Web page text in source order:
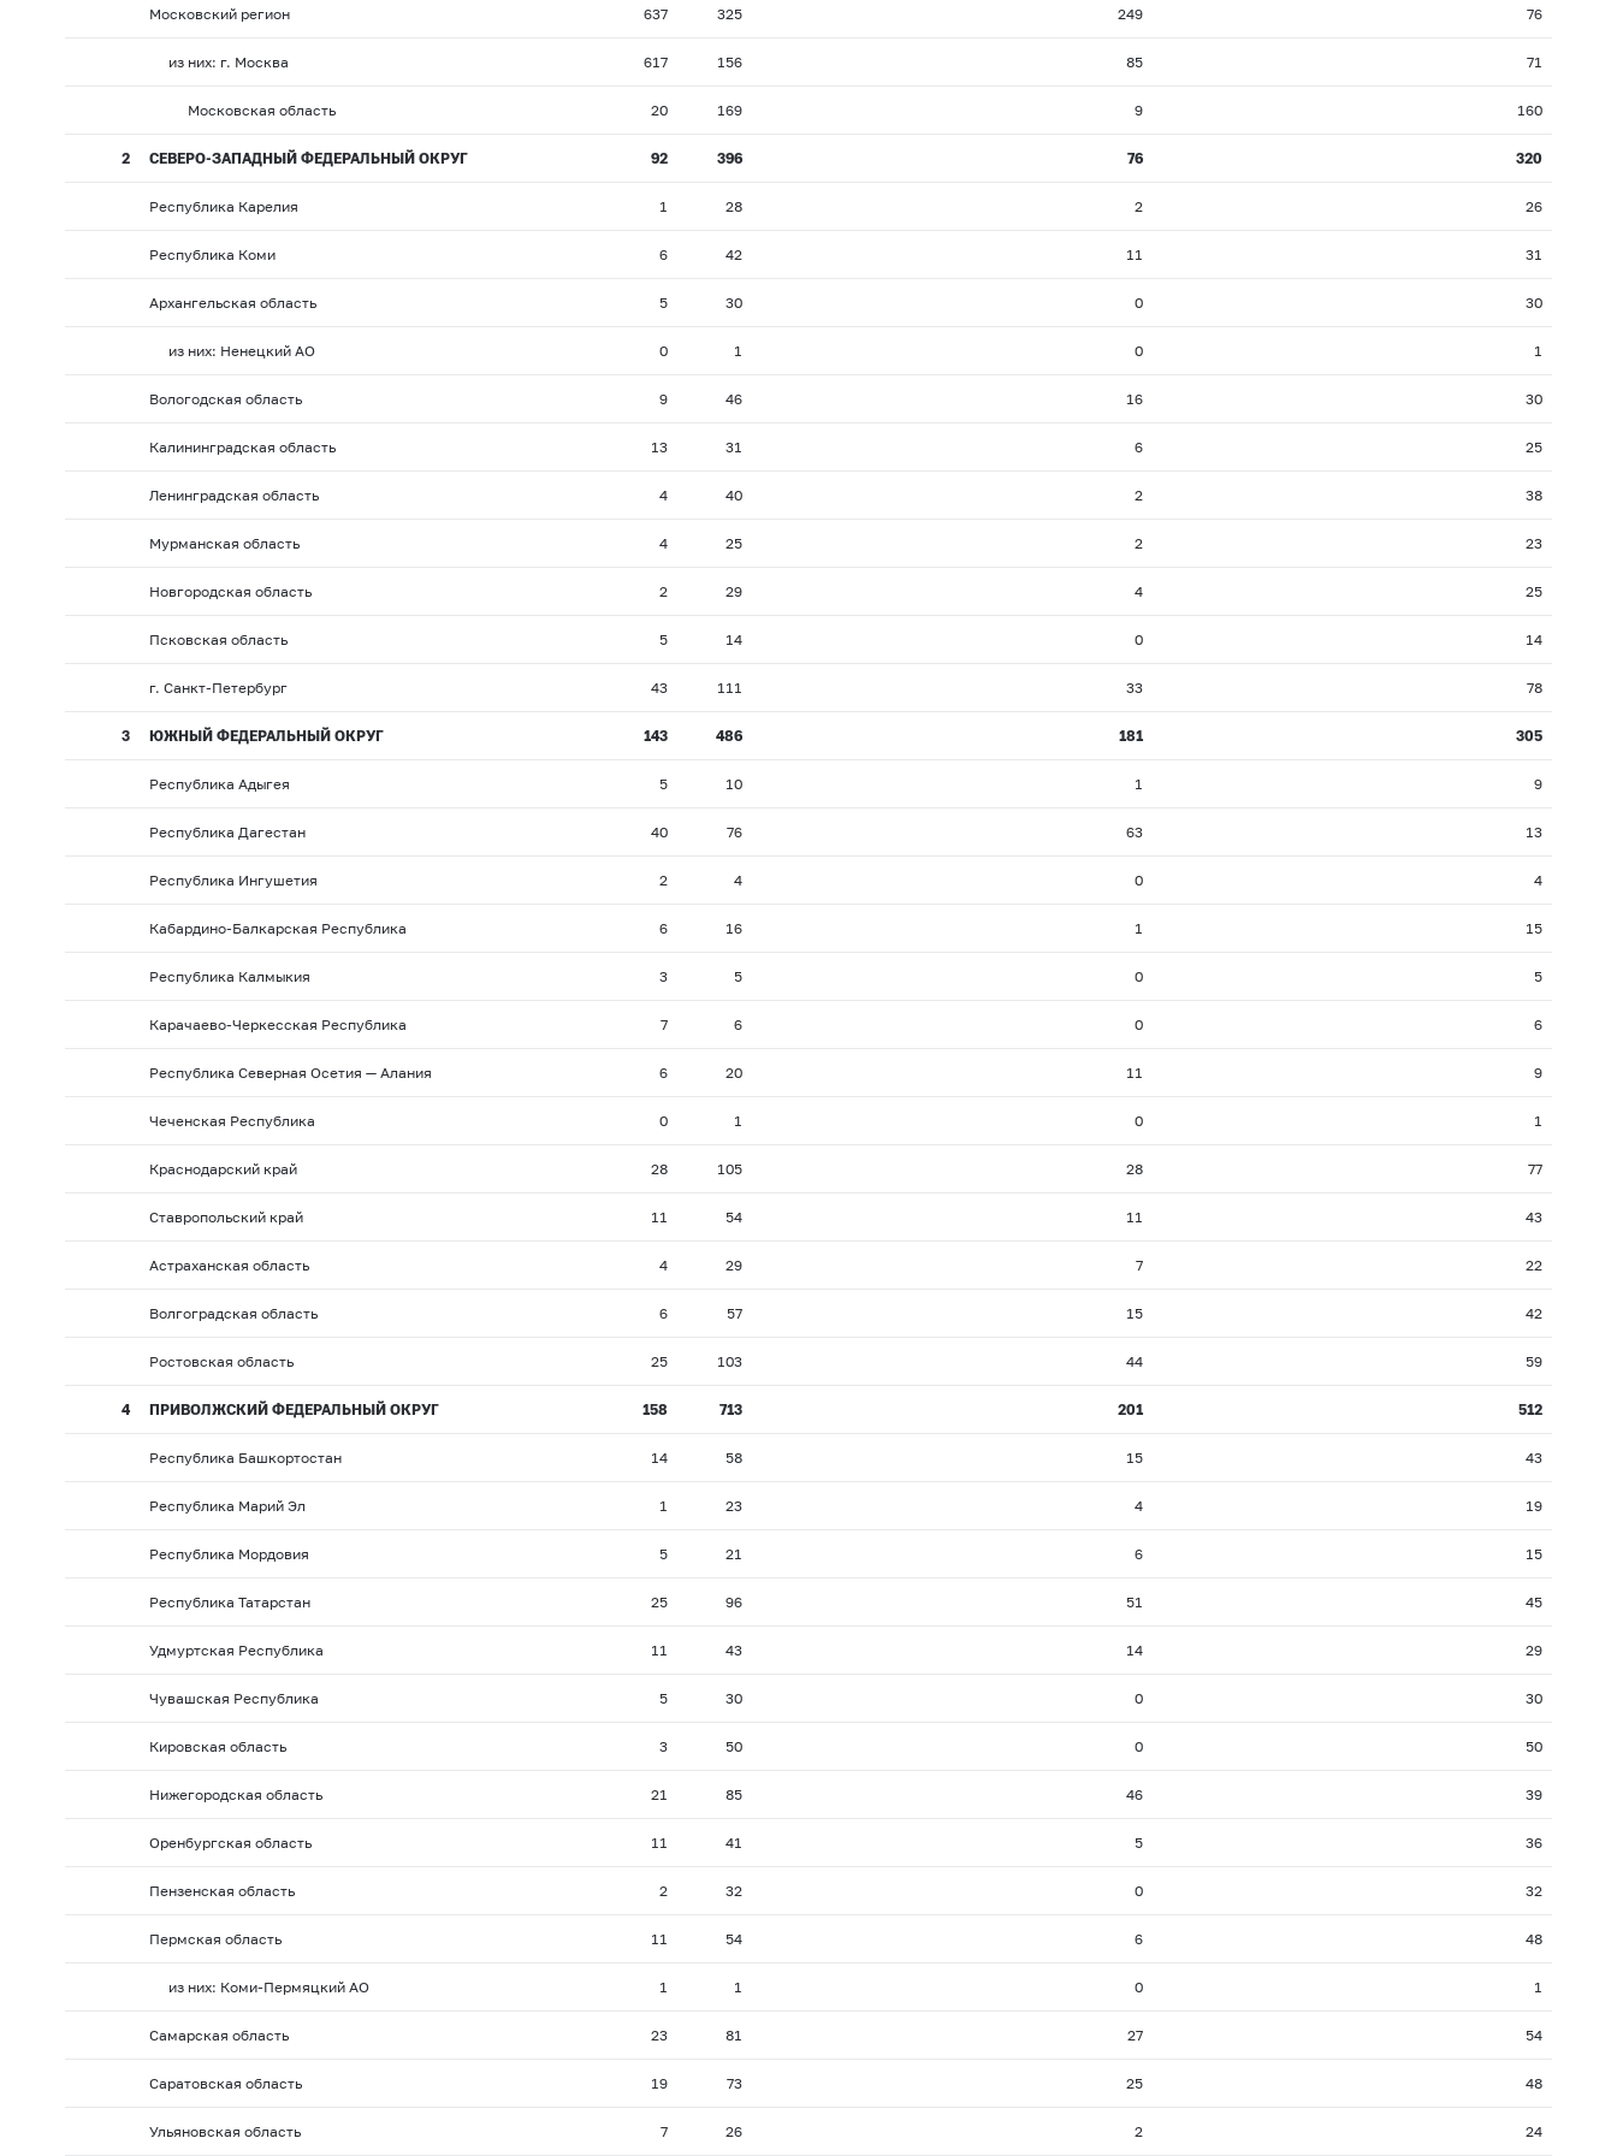
Московский регион 637 325 249 76
из них: г. Москва 617 156 85 71
Московская область 20 169 9 160
2 СЕВЕРО-ЗАПАДНЫЙ ФЕДЕРАЛЬНЫЙ ОКРУГ 92 396 76 320
Республика Карелия 1 28 2 26
Республика Коми 6 42 11 31
Архангельская область 5 30 0 30
из них: Ненецкий АО 0 1 0 1
Вологодская область 9 46 16 30
Калининградская область 13 31 6 25
Ленинградская область 4 40 2 38
Мурманская область 4 25 2 23
Новгородская область 2 29 4 25
Псковская область 5 14 0 14
г. Санкт-Петербург 43 111 33 78
3 ЮЖНЫЙ ФЕДЕРАЛЬНЫЙ ОКРУГ 143 486 181 305
Республика Адыгея 5 10 1 9
Республика Дагестан 40 76 63 13
Республика Ингушетия 2 4 0 4
Кабардино-Балкарская Республика 6 16 1 15
Республика Калмыкия 3 5 0 5
Карачаево-Черкесская Республика 7 6 0 6
Республика Северная Осетия — Алания 6 20 11 9
Чеченская Республика 0 1 0 1
Краснодарский край 28 105 28 77
Ставропольский край 11 54 11 43
Астраханская область 4 29 7 22
Волгоградская область 6 57 15 42
Ростовская область 25 103 44 59
4 ПРИВОЛЖСКИЙ ФЕДЕРАЛЬНЫЙ ОКРУГ 158 713 201 512
Республика Башкортостан 14 58 15 43
Республика Марий Эл 1 23 4 19
Республика Мордовия 5 21 6 15
Республика Татарстан 25 96 51 45
Удмуртская Республика 11 43 14 29
Чувашская Республика 5 30 0 30
Кировская область 3 50 0 50
Нижегородская область 21 85 46 39
Оренбургская область 11 41 5 36
Пензенская область 2 32 0 32
Пермская область 11 54 6 48
из них: Коми-Пермяцкий АО 1 1 0 1
Самарская область 23 81 27 54
Саратовская область 19 73 25 48
Ульяновская область 7 26 2 24